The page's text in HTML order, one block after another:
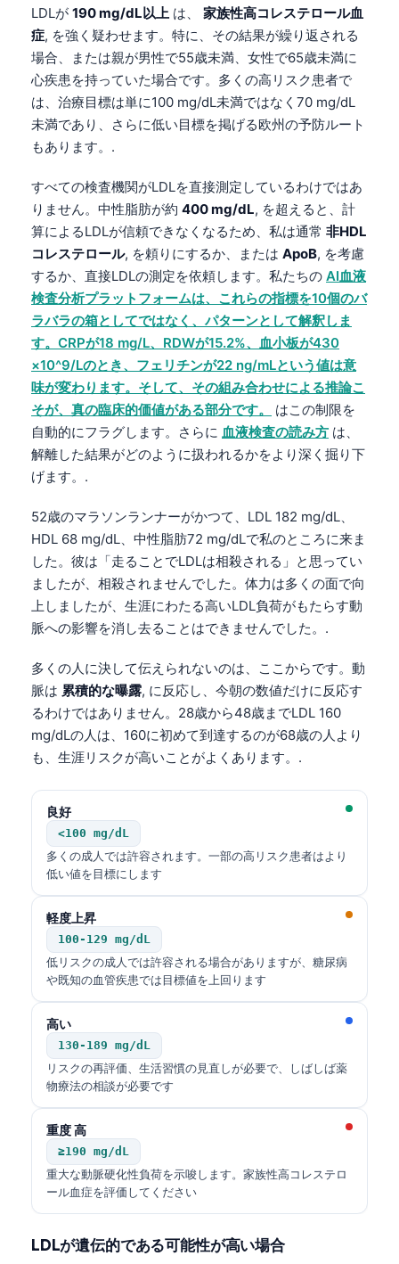
LDLが 190 mg/dL以上 は、 家族性高コレステロール血
症, を強く疑わせます。特に、その結果が繰り返される
場合、または親が男性で55歳未満、女性で65歳未満に
心疾患を持っていた場合です。多くの高リスク患者で
は、治療目標は単に100 mg/dL未満ではなく70 mg/dL
未満であり、さらに低い目標を掲げる欧州の予防ルート
もあります。.
すべての検査機関がLDLを直接測定しているわけではあ
りません。中性脂肪が約 400 mg/dL, を超えると、計
算によるLDLが信頼できなくなるため、私は通常 非HDL
コレステロール, を頼りにするか、または ApoB, を考慮
するか、直接LDLの測定を依頼します。私たちの AI血液
検査分析プラットフォームは、これらの指標を10個のバ
ラバラの箱としてではなく、パターンとして解釈しま
す。CRPが18 mg/L、RDWが15.2%、血小板が430
×10^9/Lのとき、フェリチンが22 ng/mLという値は意
味が変わります。そして、その組み合わせによる推論こ
そが、真の臨床的価値がある部分です。
はこの制限を
自動的にフラグします。さらに 血液検査の読み方 は、
解離した結果がどのように扱われるかをより深く掘り下
げます。.
52歳のマラソンランナーがかつて、LDL 182 mg/dL、
HDL 68 mg/dL、中性脂肪72 mg/dLで私のところに来ま
した。彼は「走ることでLDLは相殺される」と思ってい
ましたが、相殺されませんでした。体力は多くの面で向
上しましたが、生涯にわたる高いLDL負荷がもたらす動
脈への影響を消し去ることはできませんでした。.
多くの人に決して伝えられないのは、ここからです。動
脈は 累積的な曝露, に反応し、今朝の数値だけに反応す
るわけではありません。28歳から48歳までLDL 160
mg/dLの人は、160に初めて到達するのが68歳の人より
も、生涯リスクが高いことがよくあります。.
良好
<100 mg/dL
多くの成人では許容されます。一部の高リスク患者はより
低い値を目標にします
軽度上昇
100-129 mg/dL
低リスクの成人では許容される場合がありますが、糖尿病
や既知の血管疾患では目標値を上回ります
高い
130-189 mg/dL
リスクの再評価、生活習慣の見直しが必要で、しばしば薬
物療法の相談が必要です
重度 高
≥190 mg/dL
重大な動脈硬化性負荷を示唆します。家族性高コレステロ
ール血症を評価してください
LDLが遺伝的である可能性が高い場合